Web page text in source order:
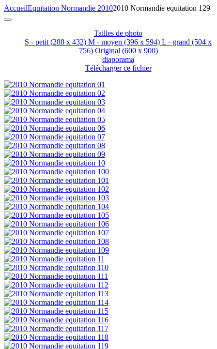
AccueilEquitation Normandie 20102010 Normandie equitation 129
Tailles de photo
S - petit (288 x 432) M - moyen (396 x 594) L - grand (504 x
756) Original (600 x 900)
diaporama
Télécharger ce fichier